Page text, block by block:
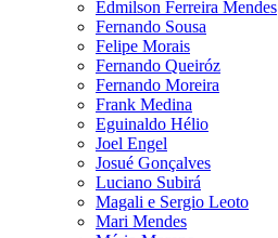
Edmilson Ferreira Mendes
Fernando Sousa
Felipe Morais
Fernando Queiróz
Fernando Moreira
Frank Medina
Eguinaldo Hélio
Joel Engel
Josué Gonçalves
Luciano Subirá
Magali e Sergio Leoto
Mari Mendes